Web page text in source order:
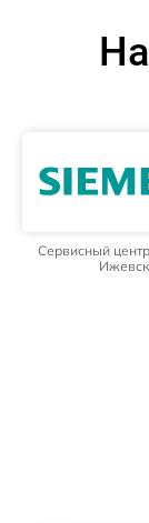
Сервисный